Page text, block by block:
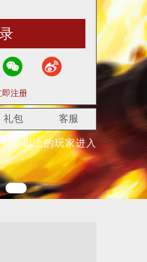
即注册
礼包 客服
岁以上的玩家进入